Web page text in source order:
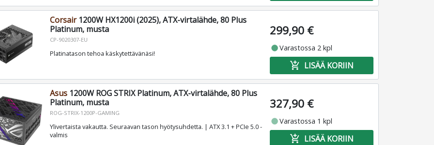
Corsair1200W HX1200i (2025), ATX-virtalähde, 80 Plus
Platinum, musta
CP-9020307-EU
Platinatason tehoa käskytettävänäsi!
299,90 €
fiber_manual_recordVarastossa 2 kpl
add_shopping_cart LISÄÄ KORIIN
Asus1200W ROG STRIX Platinum, ATX-virtalähde, 80 Plus
Platinum, musta
ROG-STRIX-1200P-GAMING
Ylivertaista vakautta. Seuraavan tason hyötysuhdetta. | ATX 3.1 + PCIe 5.0 -
valmis
327,90 €
fiber_manual_recordVarastossa 1 kpl
add_shopping_cart LISÄÄ KORIIN